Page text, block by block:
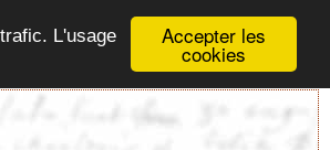
Accepter les
cookies
L'usage